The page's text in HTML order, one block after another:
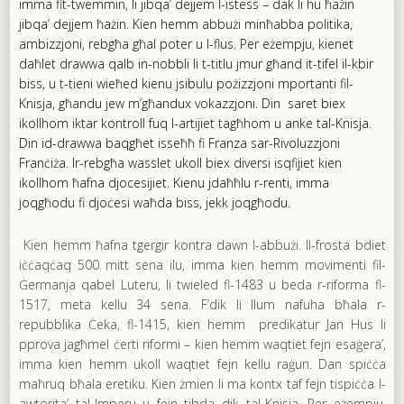
imma fit-twemmin, li jibqa’ dejjem l-istess – dak li hu ħażin
jibqa’ dejjem ħażin. Kien hemm abbużi minħabba politika,
ambizzjoni, rebgħa għal poter u l-flus. Per eżempju, kienet
daħlet drawwa qalb in-nobbli li t-titlu jmur għand it-tifel il-kbir
biss, u t-tieni wieħed kienu jsibulu pożizzjoni mportanti fil-
Knisja, għandu jew m’għandux vokazzjoni. Din saret biex
ikollhom iktar kontroll fuq l-artijiet tagħhom u anke tal-Knisja.
Din id-drawwa baqgħet isseħħ fi Franza sar-Rivoluzzjoni
Franċiża. Ir-rebgħa wasslet ukoll biex diversi isqfijiet kien
ikollhom ħafna djocesijiet. Kienu jdaħħlu r-renti, imma
joqgħodu fi djoċesi waħda biss, jekk joqgħodu.
Kien hemm ħafna tgergir kontra dawn l-abbużi. Il-frosta bdiet
iċċaqċaq 500 mitt sena ilu, imma kien hemm movimenti fil-
Ġermanja qabel Luteru, li twieled fl-1483 u beda r-riforma fl-
1517, meta kellu 34 sena. F’dik li llum nafuha bħala r-
repubblika Ċeka, fl-1415, kien hemm predikatur Jan Hus li
pprova jagħmel ċerti riformi – kien hemm waqtiet fejn esaġera’,
imma kien hemm ukoll waqtiet fejn kellu raġun. Dan spiċċa
maħruq bħala eretiku. Kien żmien li ma kontx taf fejn tispiċċa l-